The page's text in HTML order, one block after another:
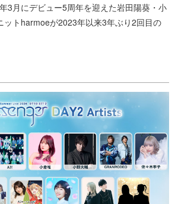
3月にデビュー5周年を迎えた岩田陽葵・小
ットharmoeが2023年以来3年ぶり2回目の